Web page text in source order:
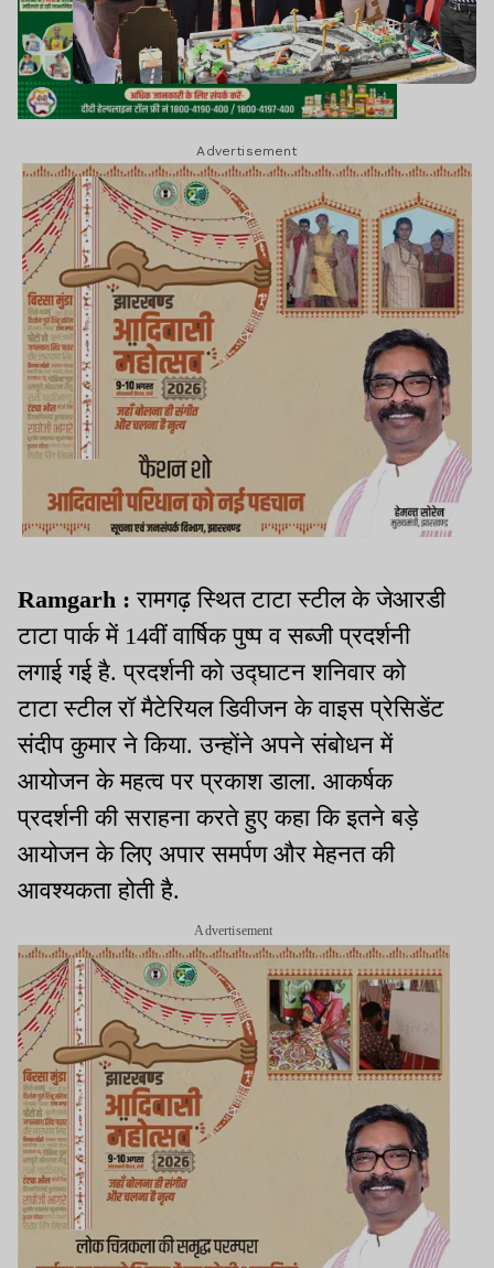
Advertisement
Ramgarh :रामगढ़ स्थित टाटा स्टील के जेआरडी
टाटा पार्क में 14वीं वार्षिक पुष्प व सब्जी प्रदर्शनी
लगाई गई है. प्रदर्शनी को उद्घाटन शनिवार को
टाटा स्टील रॉ मैटेरियल डिवीजन के वाइस प्रेसिडेंट
संदीप कुमार ने किया. उन्होंने अपने संबोधन में
आयोजन के महत्व पर प्रकाश डाला. आकर्षक
प्रदर्शनी की सराहना करते हुए कहा कि इतने बड़े
आयोजन के लिए अपार समर्पण और मेहनत की
आवश्यकता होती है.
Advertisement